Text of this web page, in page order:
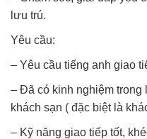
lưu trú.
Yêu cầu:
– Yêu cầu tiếng anh giao
– Đã có kinh nghiệm trong
khách sạn ( đặc biệt là
– Kỹ năng giao tiếp tốt,